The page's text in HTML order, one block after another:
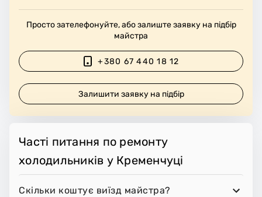
Просто зателефонуйте, або залиште заявку на підбір
майстра
+380 67 440 18 12
Залишити заявку на підбір
Часті питання по ремонту
холодильників у Кременчуці
Скільки коштує виїзд майстра?